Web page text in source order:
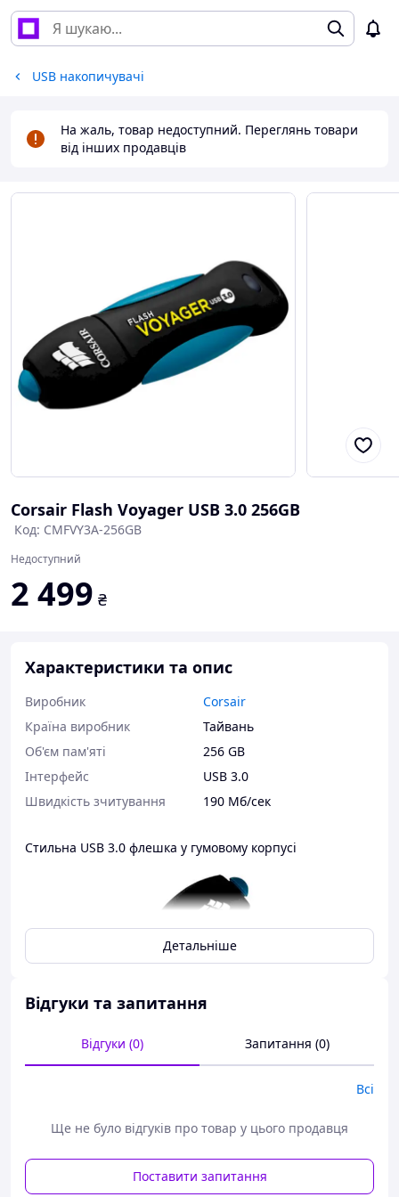
USB накопичувачі
На жаль, товар недоступний. Переглянь товари
від інших продавців
Corsair Flash Voyager USB 3.0 256GB
Код: CMFVY3A-256GB
Недоступний
2 499 ₴
Характеристики та опис
Виробник
Corsair
Країна виробник
Тайвань
Об'єм пам'яті
256 GB
Інтерфейс
USB 3.0
Швидкість зчитування
190 Мб/сек
Стильна USB 3.0 флешка у гумовому корпусі
Детальніше
Відгуки та запитання
Відгуки (0) Запитання (0)
Всі
Ще не було відгуків про товар у цього продавця
Поставити запитання